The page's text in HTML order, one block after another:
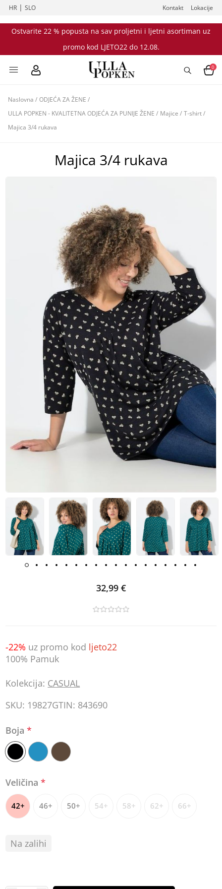
HR |SLO Kontakt Lokacije
Ostvarite 22 % popusta na sav proljetni i ljetni asortiman uz
promo kod LJETO22 do 12.08.
0
Naslovna / ODJEĆA ZA ŽENE /
ULLA POPKEN - KVALITETNA ODJEĆA ZA PUNIJE ŽENE / Majice / T-shirt/
Majica 3/4 rukava
Majica 3/4 rukava
32,99 €
-22% uz promo kod ljeto22
100% Pamuk
Kolekcija: CASUAL
SKU: 19827GTIN: 843690
Boja*
Veličina*
42+ 46+ 50+ 54+ 58+ 62+ 66+
Na zalihi